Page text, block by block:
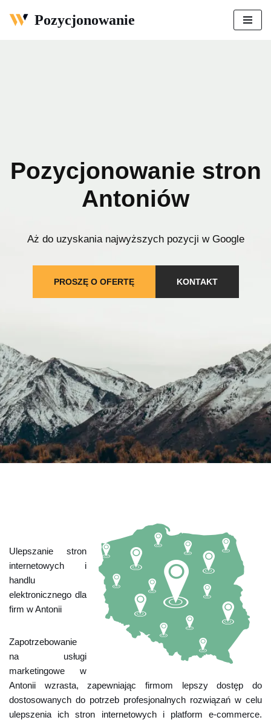
Pozycjonowanie
Pozycjonowanie stron
Antoniów
Aż do uzyskania najwyższych pozycji w Google
PROSZĘ O OFERTĘ KONTAKT
Ulepszanie stron
internetowych i
handlu
elektronicznego dla
firm w Antonii
Zapotrzebowanie
na usługi
marketingowe w
Antonii wzrasta, zapewniając firmom lepszy dostęp do
dostosowanych do potrzeb profesjonalnych rozwiązań w celu
ulepszenia ich stron internetowych i platform e-commerce.